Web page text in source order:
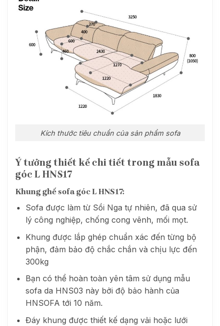
Kích thước tiêu chuẩn của sản phẩm sofa
Ý tưởng thiết kế chi tiết trong mẫu sofa
góc L HNS17
Khung ghế sofa góc L HNS17:
Sofa được làm từ Sồi Nga tự nhiên, đã qua sử
lý công nghiệp, chống cong vênh, mối mọt.
Khung được lắp ghép chuẩn xác đến từng bộ
phận, đảm bảo độ chắc chắn và chịu lực đến
300kg
Bạn có thể hoàn toàn yên tâm sử dụng mẫu
sofa da HNS03 này bởi độ bảo hành của
HNSOFA tới 10 năm.
Đáy khung được thiết kế dạng vải hoặc lưới